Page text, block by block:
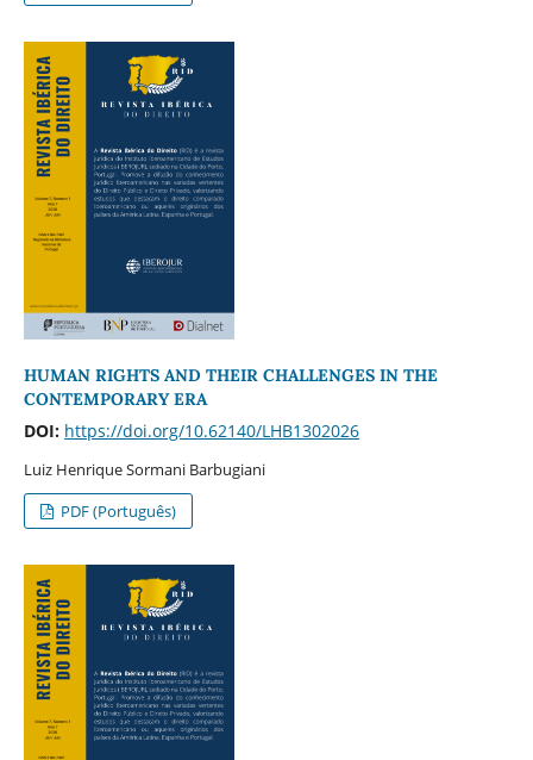
HUMAN RIGHTS AND THEIR CHALLENGES IN THE
CONTEMPORARY ERA
DOI: https://doi.org/10.62140/LHB1302026
Luiz Henrique Sormani Barbugiani
PDF (Português)